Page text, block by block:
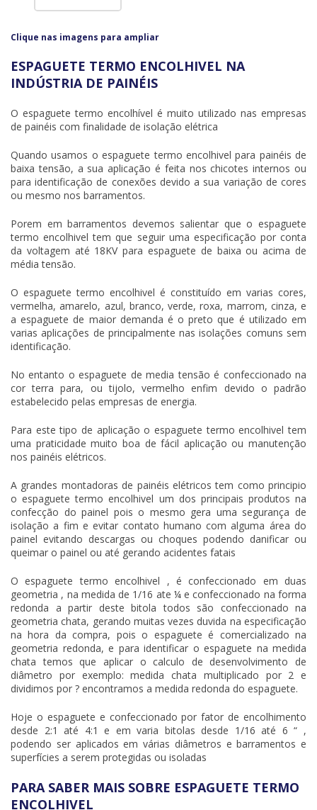
Clique nas imagens para ampliar
ESPAGUETE TERMO ENCOLHIVEL NA
INDÚSTRIA DE PAINÉIS
O espaguete termo encolhível é muito utilizado nas empresas
de painéis com finalidade de isolação elétrica
Quando usamos oespaguete termo encolhivel para painéis de
baixa tensão, a sua aplicação é feita nos chicotes internos ou
para identificação de conexões devido a sua variação de cores
ou mesmo nos barramentos.
Porem em barramentos devemos salientar que o espaguete
termo encolhivel tem que seguir uma especificação por conta
da voltagem até 18KV para espaguete de baixa ou acima de
média tensão.
O espaguete termo encolhivel é constituído em varias cores,
vermelha, amarelo, azul, branco, verde, roxa, marrom, cinza, e
a espaguete de maior demanda é o preto que é utilizado em
varias aplicações de principalmente nas isolações comuns sem
identificação.
No entanto o espaguete de media tensão é confeccionado na
cor terra para, ou tijolo, vermelho enfim devido o padrão
estabelecido pelas empresas de energia.
Para este tipo de aplicação o espaguete termo encolhivel tem
uma praticidade muito boa de fácil aplicação ou manutenção
nos painéis elétricos.
A grandes montadoras de painéis elétricos tem como principio
oespaguete termo encolhivel um dos principais produtos na
confecção do painel pois o mesmo gera uma segurança de
isolação a fim e evitar contato humano com alguma área do
painel evitando descargas ou choques podendo danificar ou
queimar o painel ou até gerando acidentes fatais
Oespaguete termo encolhivel , é confeccionado em duas
geometria , na medida de 1/16 ate ¼ e confeccionado na forma
redonda a partir deste bitola todos são confeccionado na
geometria chata, gerando muitas vezes duvida na especificação
na hora da compra, pois o espaguete é comercializado na
geometria redonda, e para identificar o espaguete na medida
chata temos que aplicar o calculo de desenvolvimento de
diâmetro por exemplo: medida chata multiplicado por 2 e
dividimos por ? encontramos a medida redonda do espaguete.
Hoje o espaguete e confeccionado por fator de encolhimento
desde 2:1 até 4:1 e em varia bitolas desde 1/16 até 6 “ ,
podendo ser aplicados em várias diâmetros e barramentos e
superfícies a serem protegidas ou isoladas
PARA SABER MAIS SOBRE ESPAGUETE TERMO
ENCOLHIVEL